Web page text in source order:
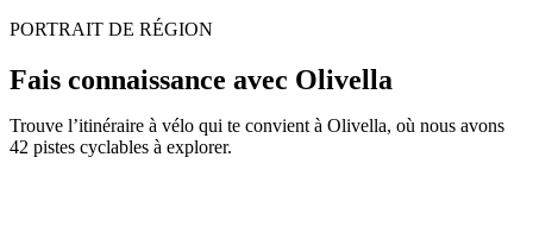
PORTRAIT DE RÉGION
Fais connaissance avec Olivella
Trouve l’itinéraire à vélo qui te convient à Olivella, où nous avons
42 pistes cyclables à explorer.